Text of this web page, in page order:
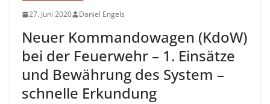
27. Juni 2020 Daniel Engels
Neuer Kommandowagen (KdoW)
bei der Feuerwehr – 1. Einsätze
und Bewährung des System –
schnelle Erkundung